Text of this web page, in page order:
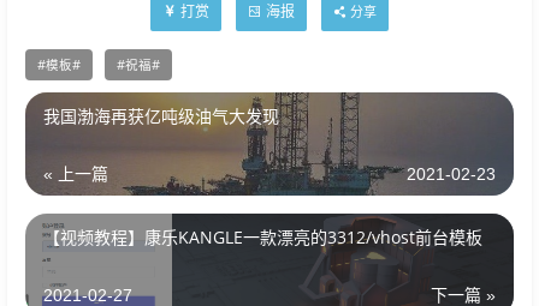
打赏 海报 分享
模板 祝福
我国渤海再获亿吨级油气大发现
« 上一篇 2021-02-23
【视频教程】康乐KANGLE一款漂亮的3312/vhost前台模板
下一篇 »
2021-02-27